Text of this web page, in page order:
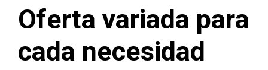
Oferta variada para
cada necesidad